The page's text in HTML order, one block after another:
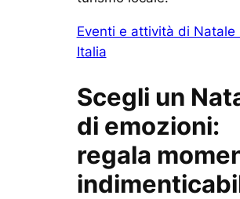
Eventi e attività di Natale
Italia
Scegli un
di emozioni:
regala